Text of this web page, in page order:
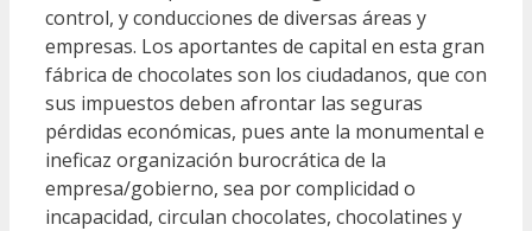
control, y conducciones de diversas áreas y
empresas. Los aportantes de capital en esta gran
fábrica de chocolates son los ciudadanos, que con
sus impuestos deben afrontar las seguras
pérdidas económicas, pues ante la monumental e
ineficaz organización burocrática de la
empresa/gobierno, sea por complicidad o
incapacidad, circulan chocolates, chocolatines y